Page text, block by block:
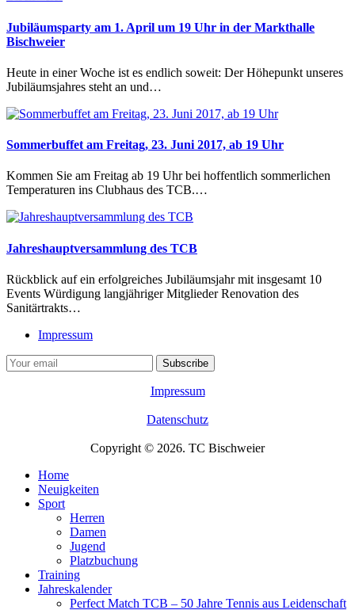
Jubiläumsparty am 1. April um 19 Uhr in der Markthalle
Bischweier
Heute in einer Woche ist es endlich soweit: Der Höhepunkt unseres
Jubiläumsjahres steht an und…
Sommerbuffet am Freitag, 23. Juni 2017, ab 19 Uhr
Kommen Sie am Freitag ab 19 Uhr bei hoffentlich sommerlichen
Temperaturen ins Clubhaus des TCB.…
Jahreshauptversammlung des TCB
Rückblick auf ein erfolgreiches Jubiläumsjahr mit insgesamt 10
Events Würdigung langjähriger Mitglieder Renovation des
Sanitärtrakts…
Impressum
Impressum
Datenschutz
Copyright © 2026. TC Bischweier
Home
Neuigkeiten
Sport
Herren
Damen
Jugend
Platzbuchung
Training
Jahreskalender
Perfect Match TCB – 50 Jahre Tennis aus Leidenschaft